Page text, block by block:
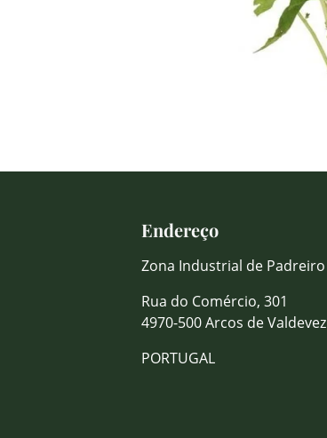
Endereço
Zona Industrial de Padreiro
Rua do Comércio, 301
4970-500 Arcos de Valdevez
PORTUGAL